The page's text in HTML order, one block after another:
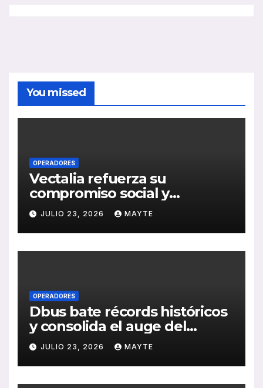
You missed
OPERADORES
Vectalia refuerza su
compromiso social y
medioambiental con la
publicación de su Memoria
de RSC 2025
JULIO 23, 2026 MAYTE
OPERADORES
Dbus bate récords históricos
y consolida el auge del
transporte público en San
Sebastián
JULIO 23, 2026 MAYTE